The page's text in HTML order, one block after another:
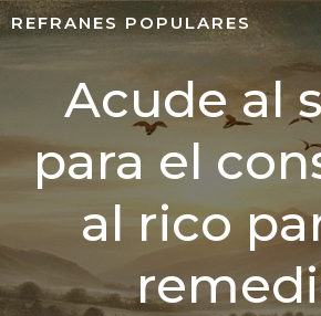
REFRANES POPULARES
Acude al
para el
al rico